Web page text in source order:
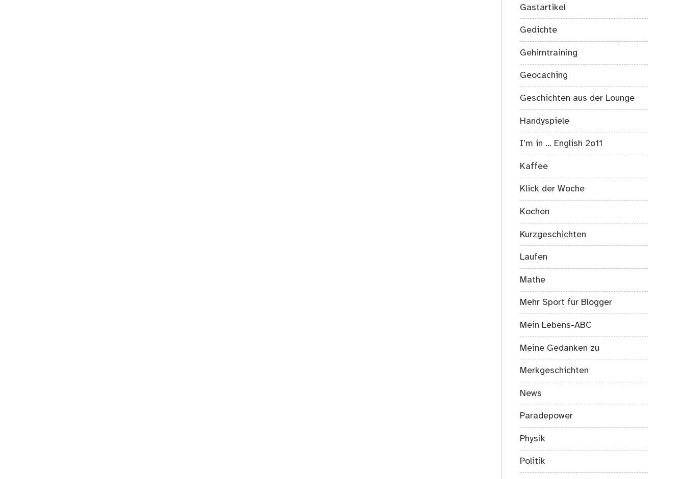
Gastartikel
Gedichte
Gehirntraining
Geocaching
Geschichten aus der Lounge
Handyspiele
I’m in … English 2o11
Kaffee
Klick der Woche
Kochen
Kurzgeschichten
Laufen
Mathe
Mehr Sport für Blogger
Mein Lebens-ABC
Meine Gedanken zu
Merkgeschichten
News
Paradepower
Physik
Politik